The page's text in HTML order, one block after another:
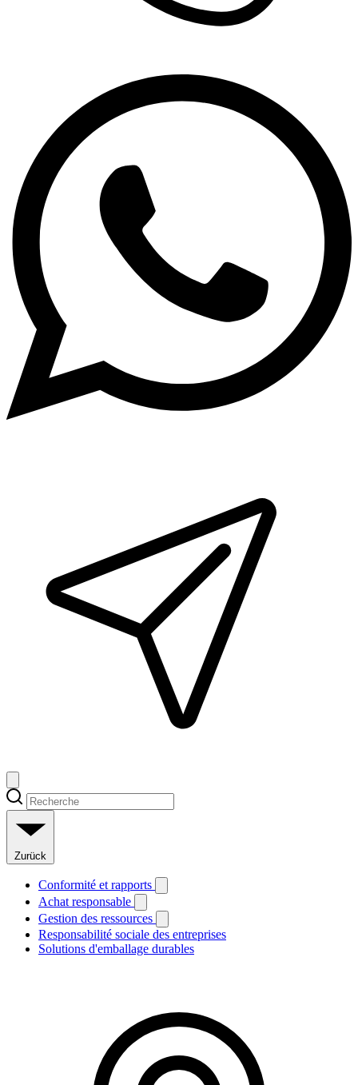
Zurück
Conformité et rapports
Achat responsable
Gestion des ressources
Responsabilité sociale des entreprises
Solutions d'emballage durables